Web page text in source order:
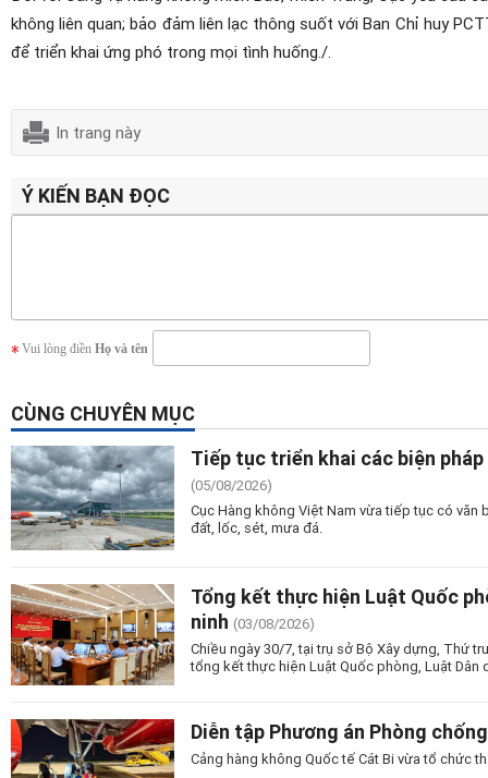
không liên quan; bảo đảm liên lạc thông suốt với Ban Chỉ huy
để triển khai ứng phó trong mọi tình huống./.
In trang này
Ý KIẾN BẠN ĐỌC
Vui lòng điền Họ và tên
CÙNG CHUYÊN MỤC
Tiếp tục triển khai các biện
(05/08/2026)
Cục Hàng không Việt Nam vừa tiếp tục có
đất, lốc, sét, mưa đá.
Tổng kết thực hiện Luật Quốc
ninh (03/08/2026)
Chiều ngày 30/7, tại trụ sở Bộ Xây dựng, Thứ
tổng kết thực hiện Luật Quốc phòng, Luật Dân
Diễn tập Phương án Phòng
Cảng hàng không Quốc tế Cát Bi vừa tổ chức